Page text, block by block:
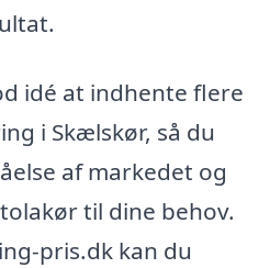
idé at indhente flere
i Skælskør, så du
af markedet og
til dine behov.
pris.dk kan du